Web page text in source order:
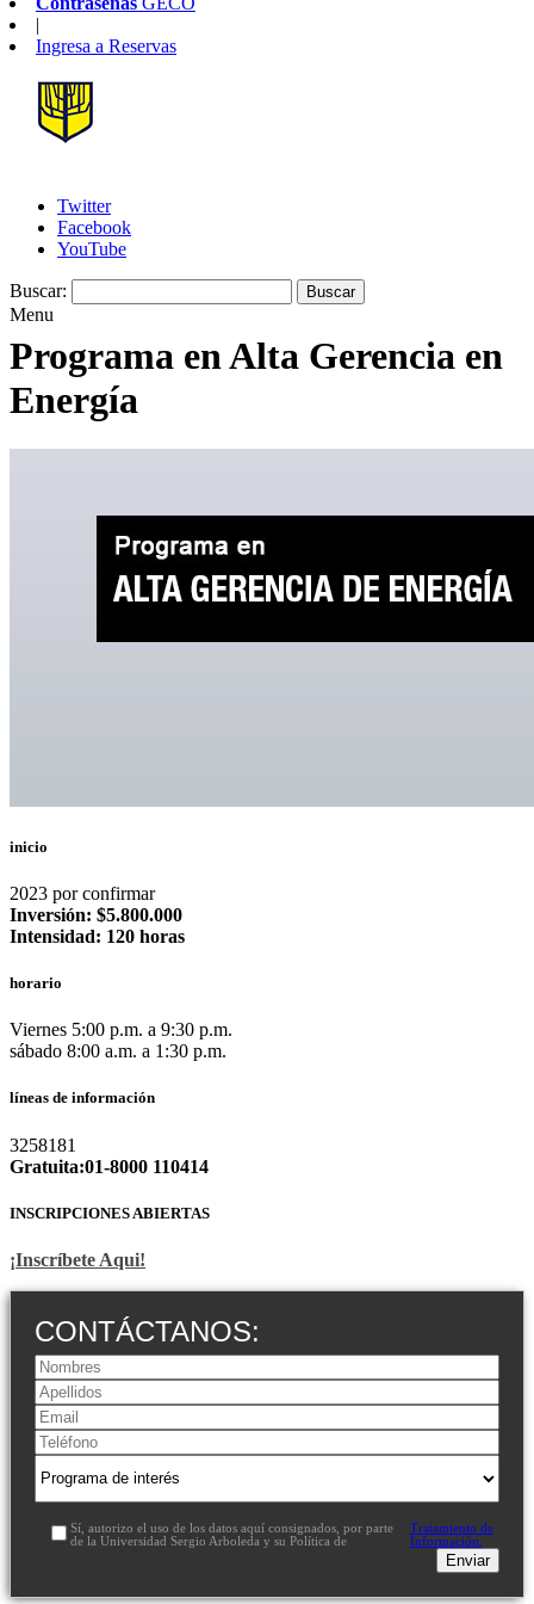
|
Ingresa a Reservas
Twitter
Facebook
YouTube
Buscar:
Menu
Programa en Alta Gerencia en
Energía
inicio
2023 por confirmar
Inversión: $5.800.000
Intensidad: 120 horas
horario
Viernes 5:00 p.m. a 9:30 p.m.
sábado 8:00 a.m. a 1:30 p.m.
líneas de información
3258181
Gratuita:01-8000 110414
INSCRIPCIONES ABIERTAS
¡Inscríbete Aqui!
CONTÁCTANOS:
Sí, autorizo el uso de los datos aquí consignados, por parte
de la Universidad Sergio Arboleda y su Política de
Tratamiento de
Información.